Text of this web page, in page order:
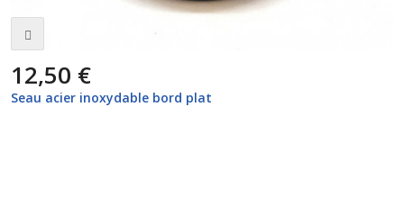
12,50 €
Seau acier inoxydable bord plat